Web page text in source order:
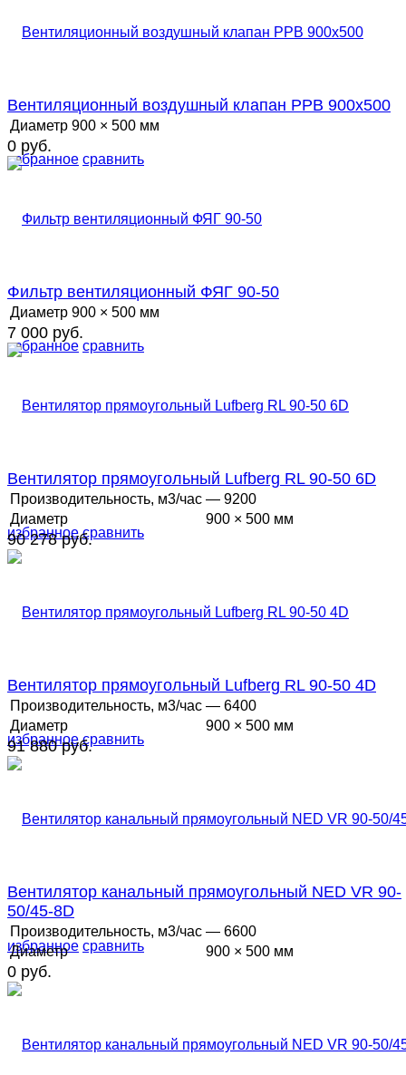
избранное сравнить
Вентиляционный воздушный клапан РРВ 900х500
Диаметр 900 × 500 мм
0 руб.
избранное сравнить
Фильтр вентиляционный ФЯГ 90-50
Диаметр 900 × 500 мм
7 000 руб.
избранное сравнить
Вентилятор прямоугольный Lufberg RL 90-50 6D
Производительность, м3/час — 9200
Диаметр
900 × 500 мм
90 278 руб.
избранное сравнить
Вентилятор прямоугольный Lufberg RL 90-50 4D
Производительность, м3/час — 6400
Диаметр
900 × 500 мм
91 880 руб.
избранное сравнить
Вентилятор канальный прямоугольный NED VR 90-
50/45-8D
Производительность, м3/час — 6600
Диаметр
900 × 500 мм
0 руб.